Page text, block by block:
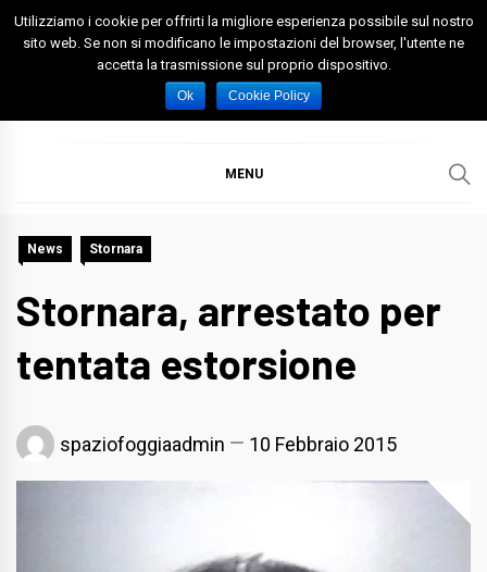
Skip
Spazio Foggia
Foggia News Calcio Eventi e Attività nella Capitanata
MENU
News Stornara
Stornara, arrestato per
tentata estorsione
spaziofoggiaadmin 10 Febbraio 2015
Utilizziamo i cookie per offrirti la migliore esperienza possibile sul nostro
sito web. Se non si modificano le impostazioni del browser, l'utente ne
accetta la trasmissione sul proprio dispositivo.
Ok Cookie Policy